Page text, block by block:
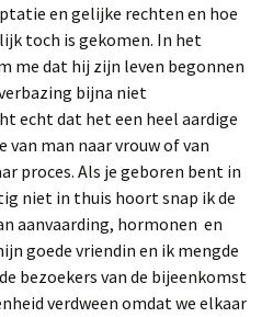
en gelijke rechten en hoe
toch is gekomen. In het
me dat hij zijn leven begonnen
bijna niet
echt dat het een heel aardige
man naar vrouw of van
proces. Als je geboren bent in
niet in thuis hoort snap ik de
aanvaarding, hormonen en
goede vriendin en ik mengde
bezoekers van de bijeenkomst
verdween omdat we elkaar